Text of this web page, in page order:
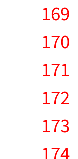
169
170
171
172
173